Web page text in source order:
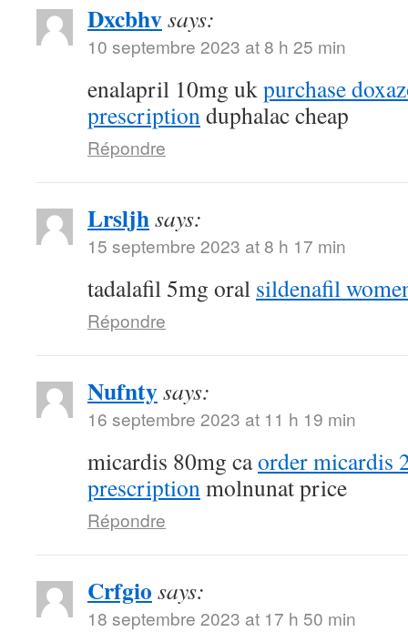
Dxcbhvsays:
10 septembre 2023 at 8 h 25 min
enalapril 10mg ukpurchase
prescriptionduphalac cheap
Répondre
Lrsljhsays:
15 septembre 2023 at 8 h 17 min
tadalafil 5mg oral sildenafil
Répondre
Nufntysays:
16 septembre 2023 at 11 h 19 min
micardis 80mg caorder micardis
prescriptionmolnunat price
Répondre
Crfgio says:
18 septembre 2023 at 17 h 50 min